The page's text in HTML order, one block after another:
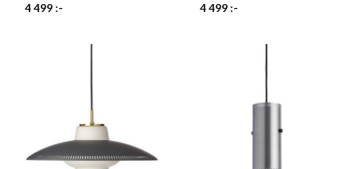
4 499:-
4 499:-